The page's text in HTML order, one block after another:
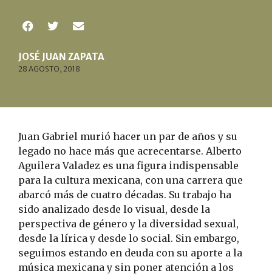
JOSÉ JUAN ZAPATA
28 AGOSTO, 2018
Juan Gabriel murió hacer un par de años y su
legado no hace más que acrecentarse. Alberto
Aguilera Valadez es una figura indispensable
para la cultura mexicana, con una carrera que
abarcó más de cuatro décadas. Su trabajo ha
sido analizado desde lo visual, desde la
perspectiva de género y la diversidad sexual,
desde la lírica y desde lo social. Sin embargo,
seguimos estando en deuda con su aporte a la
música mexicana y sin poner atención a los